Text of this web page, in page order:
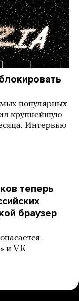
популярных
крупнейшую
Интервью
теперь
браузер
и VK